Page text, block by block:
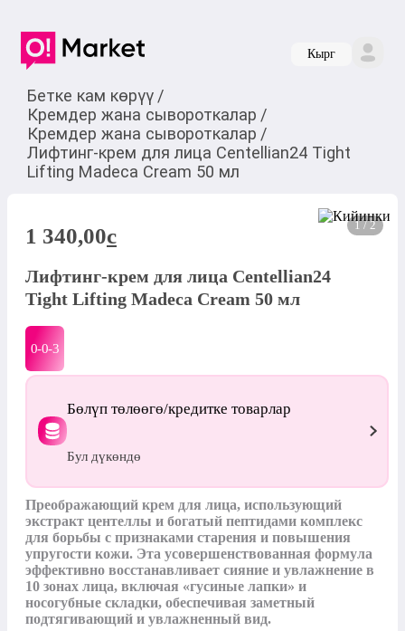
Кырг
Бетке кам көрүү /
Кремдер жана сывороткалар /
Кремдер жана сывороткалар /
Лифтинг-крем для лица Centellian24 Tight
Lifting Madeca Cream 50 мл
1 / 2
1 340,00c
Лифтинг-крем для лица Centellian24
Tight Lifting Madeca Cream 50 мл
0-0-3
Бөлүп төлөөгө/кредитке товарлар
Бул дүкөндө
Преображающий крем для лица, использующий
экстракт центеллы и богатый пептидами комплекс
для борьбы с признаками старения и повышения
упругости кожи. Эта усовершенствованная формула
эффективно восстанавливает сияние и увлажнение в
10 зонах лица, включая «гусиные лапки» и
носогубные складки, обеспечивая заметный
подтягивающий и увлажненный вид.